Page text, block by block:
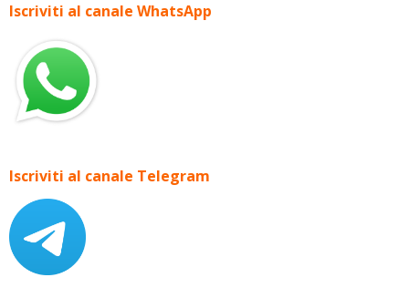
Iscriviti al canale WhatsApp
Iscriviti al canale Telegram